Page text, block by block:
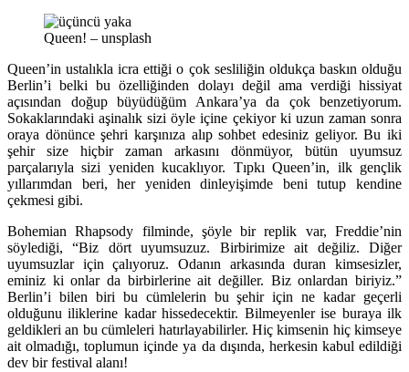
Queen! – unsplash
Queen’in ustalıkla icra ettiği o çok sesliliğin oldukça baskın olduğu
Berlin’i belki bu özelliğinden dolayı değil ama verdiği hissiyat
açısından doğup büyüdüğüm Ankara’ya da çok benzetiyorum.
Sokaklarındaki aşinalık sizi öyle içine çekiyor ki uzun zaman sonra
oraya dönünce şehri karşınıza alıp sohbet edesiniz geliyor. Bu iki
şehir size hiçbir zaman arkasını dönmüyor, bütün uyumsuz
parçalarıyla sizi yeniden kucaklıyor. Tıpkı Queen’in, ilk gençlik
yıllarımdan beri, her yeniden dinleyişimde beni tutup kendine
çekmesi gibi.
Bohemian Rhapsody filminde, şöyle bir replik var, Freddie’nin
söylediği, “Biz dört uyumsuzuz. Birbirimize ait değiliz. Diğer
uyumsuzlar için çalıyoruz. Odanın arkasında duran kimsesizler,
eminiz ki onlar da birbirlerine ait değiller. Biz onlardan biriyiz.”
Berlin’i bilen biri bu cümlelerin bu şehir için ne kadar geçerli
olduğunu iliklerine kadar hissedecektir. Bilmeyenler ise buraya ilk
geldikleri an bu cümleleri hatırlayabilirler. Hiç kimsenin hiç kimseye
ait olmadığı, toplumun içinde ya da dışında, herkesin kabul edildiği
dev bir festival alanı!